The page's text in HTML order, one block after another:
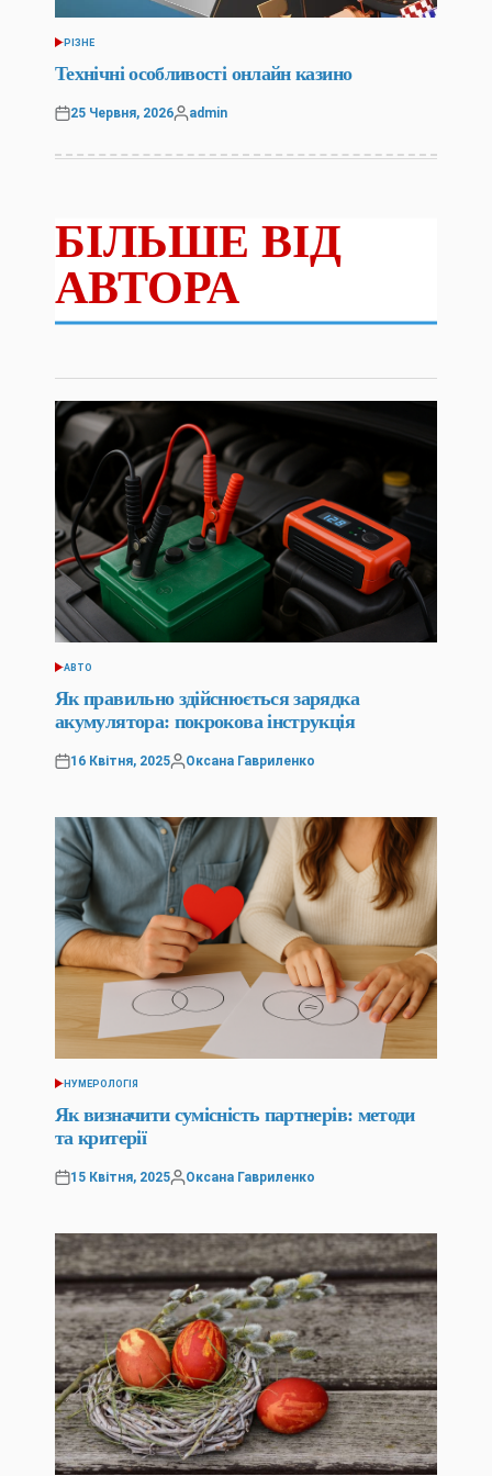
ОПУБЛІКУВАТИ
У
РІЗНЕ
Технічні особливості онлайн казино
Оприлюднено
25 Червня, 2026
Опубліковано
admin
БІЛЬШЕ ВІД
АВТОРА
ОПУБЛІКУВАТИ
У
АВТО
Як правильно здійснюється зарядка
акумулятора: покрокова інструкція
Оприлюднено
16 Квітня, 2025
Опубліковано
Оксана Гавриленко
ОПУБЛІКУВАТИ
У
НУМЕРОЛОГІЯ
Як визначити сумісність партнерів: методи
та критерії
Оприлюднено
15 Квітня, 2025
Опубліковано
Оксана Гавриленко